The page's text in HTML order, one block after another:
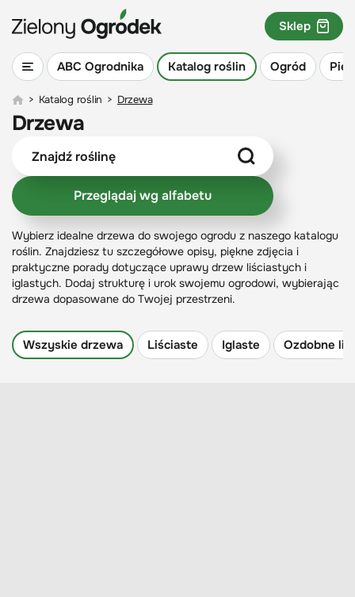
ABC Ogrodnika Katalog roślin Ogród
Sklep
> Katalog roślin > Drzewa
Drzewa
Przeglądaj wg alfabetu
Wybierz idealne drzewa do swojego ogrodu z naszego katalogu
roślin. Znajdziesz tu szczegółowe opisy, piękne zdjęcia i
praktyczne porady dotyczące uprawy drzew liściastych i
iglastych. Dodaj strukturę i urok swojemu ogrodowi, wybierając
drzewa dopasowane do Twojej przestrzeni.
Wszyskie drzewa Liściaste Iglaste Ozdobne